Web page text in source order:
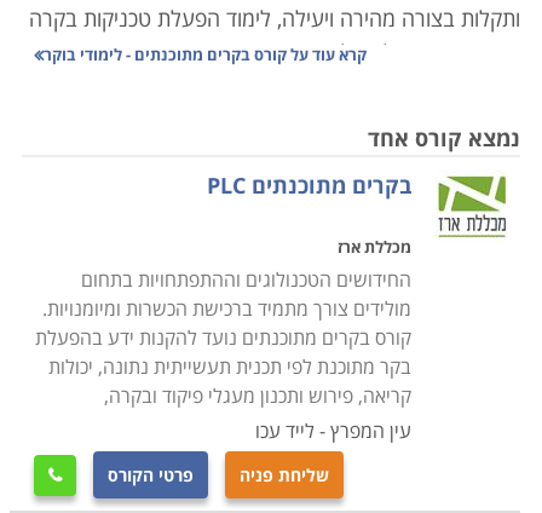
ותקלות בצורה מהירה ויעילה, לימוד הפעלת טכניקות בקרה
שונות ופיקוח על האלמנטים הרבים המרכיבים את המערכת
תהליך בקרה נעשו בעבר באופן ידני, ברמת דיוק פחותה
ותגובה איטית, אשר הקשו על הצורך בשמירת ערכים
קבועים של משתנים כגון לחץ, חום, זרימה, או לחות.
ההתפתחויות הטכנולוגיות הביאו לפיתוח תחום הנדסת
המכשור והבקרה. תחום זה עוסק בתכנון ויישום מערכות
ממוחשבות לבקרת משתנים כמו ספיקה, טמפרטורה, תנאי
אקלים, בקרת נוזלים, מערכות הנעה, משקל, אנרגיה
ורובוטיקה, איסוף נתונים ומעקב אחרי פעילות המערכת
המכשור והבקרה משמשים כיום בתפקיד מרכזי במפעלים
קרא עוד עלקורס בקרים מתוכנתים - לימודי בוקר
נמצא קורס אחד
בקרים מתוכנתים PLC
מכללת ארז
החידושים הטכנולוגים וההתפתחויות בתחום
מולידים צורך מתמיד ברכישת הכשרות ומיומנויות.
קורס בקרים מתוכנתים נועד להקנות ידע בהפעלת
בקר מתוכנת לפי תכנית תעשייתית נתונה, יכולות
קריאה, פירוש ותכנון מעגלי פיקוד ובקרה,
עין המפרץ - לייד עכו
שליחת פניה פרטי הקורס 